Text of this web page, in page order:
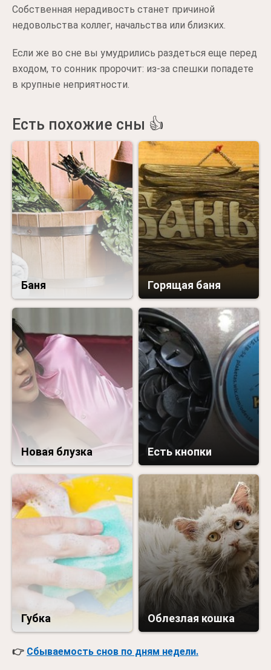
Собственная нерадивость станет причиной
недовольства коллег, начальства или близких.
Если же во сне вы умудрились раздеться еще перед
входом, то сонник пророчит: из-за спешки попадете
в крупные неприятности.
Есть похожие сны 👍
Баня Горящая баня
Новая блузка Есть кнопки
Губка Облезлая кошка
👉 Сбываемость снов по дням недели.